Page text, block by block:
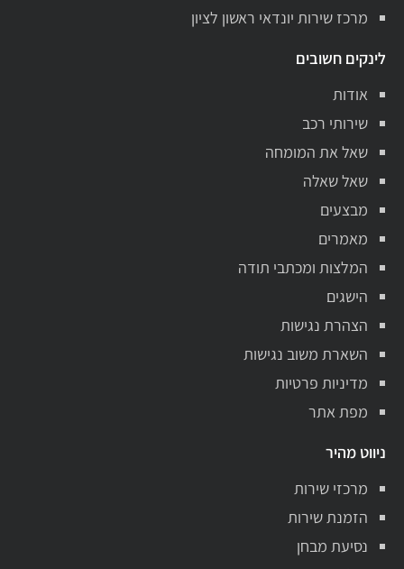
מרכז שירות יונדאי ראשון לציון
לינקים חשובים
אודות
שירותי רכב
שאל את המומחה
שאל שאלה
מבצעים
מאמרים
המלצות ומכתבי תודה
הישגים
הצהרת נגישות
השארת משוב נגישות
מדיניות פרטיות
מפת אתר
ניווט מהיר
מרכזי שירות
הזמנת שירות
נסיעת מבחן